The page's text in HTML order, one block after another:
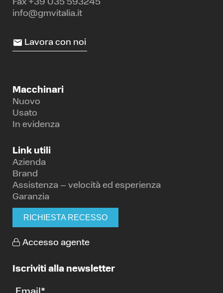
Fax +39 035 593245
info@gmvitalia.it
Lavora con noi
Macchinari
Nuovo
Usato
In evidenza
Link utili
Azienda
Brand
Assistenza – velocità ed esperienza
Garanzia
RICHIESTA RECESSO
Accesso agente
Iscriviti alla newsletter